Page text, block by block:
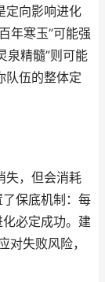
定向影响进化
年寒玉”可能强
泉精髓”则可能
队伍的整体定
失，但会消耗
保底机制：每
必定成功。建
失败风险，